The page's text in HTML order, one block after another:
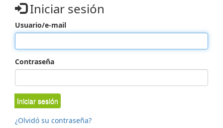
Iniciar sesión
Usuario/e-mail
Contraseña
Iniciar sesión
¿Olvidó su contraseña?